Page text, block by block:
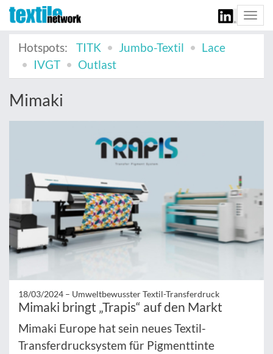
Hotspots:
TITK Jumbo-Textil
Lace
IVGT
Outlast
Mimaki
18/03/2024 – Umweltbewusster Textil-Transferdruck
Mimaki bringt „Trapis“ auf den Markt
Mimaki Europe hat sein neues Textil-
Transferdrucksystem für Pigmenttinte